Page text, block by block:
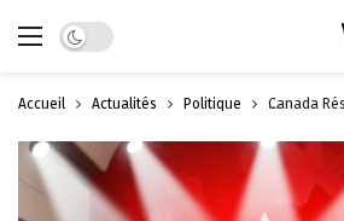
Dark mode
Accueil Actualités Politique Canada